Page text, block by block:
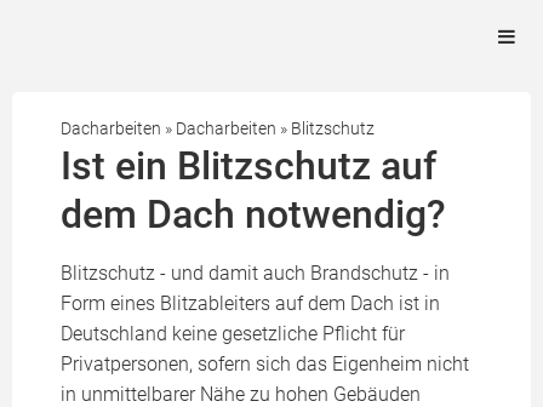
Dacharbeiten » Dacharbeiten » Blitzschutz
Ist ein Blitzschutz auf
dem Dach notwendig?
Blitzschutz - und damit auch Brandschutz - in
Form eines Blitzableiters auf dem Dach ist in
Deutschland keine gesetzliche Pflicht für
Privatpersonen, sofern sich das Eigenheim nicht
in unmittelbarer Nähe zu hohen Gebäuden